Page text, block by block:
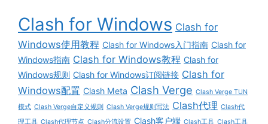
Clash for Windows Clash for
Windows使用教程 Clash for Windows入门指南 Clash for
Windows指南 Clash for Windows教程 Clash for
Windows规则 Clash for Windows订阅链接 Clash for
Windows配置 Clash Meta Clash Verge Clash Verge TUN
模式 Clash Verge自定义规则 Clash Verge规则写法 Clash代理 Clash代
理工具 Clash代理节点 Clash分流设置 Clash客户端 Clash工具 Clash工具